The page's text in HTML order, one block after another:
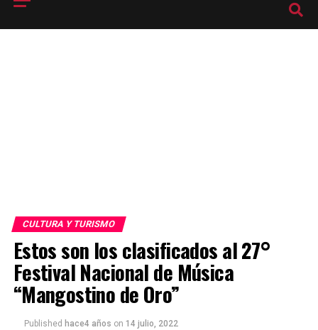
CULTURA Y TURISMO
Estos son los clasificados al 27°
Festival Nacional de Música
“Mangostino de Oro”
Published hace4 años on 14 julio, 2022